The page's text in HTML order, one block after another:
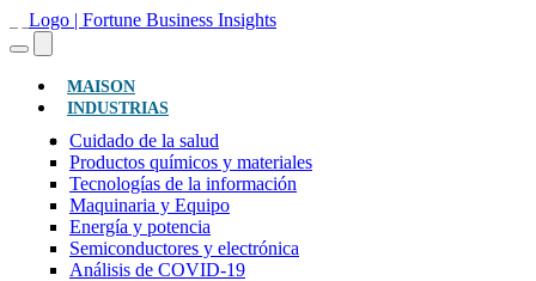
MAISON(ACTUAL)
INDUSTRIAS
Cuidado de la salud
Productos químicos y materiales
Tecnologías de la información
Maquinaria y Equipo
Energía y potencia
Semiconductores y electrónica
Análisis de COVID-19